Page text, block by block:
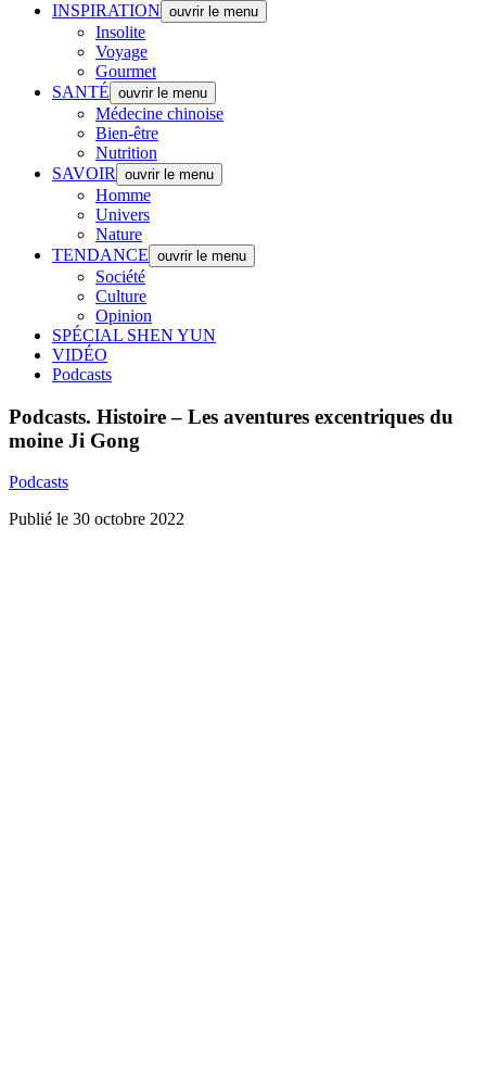
INSPIRATION ouvrir le menu
Insolite
Voyage
Gourmet
SANTÉ ouvrir le menu
Médecine chinoise
Bien-être
Nutrition
SAVOIR
ouvrir le menu
Homme
Univers
Nature
TENDANCE ouvrir le menu
Société
Culture
Opinion
SPÉCIAL SHEN YUN
VIDÉO
Podcasts
Podcasts. Histoire – Les aventures excentriques du
moine Ji Gong
Podcasts
Publié le 30 octobre 2022